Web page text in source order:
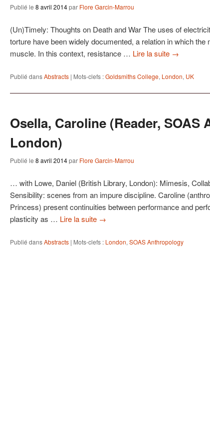
Publié le 8 avril 2014par Flore Garcin-Marrou
(Un)Timely: Thoughts on Death and War The uses of
torture have been widely documented, a relation in which
muscle. In this context, resistance … Lire la suite →
Publié dansAbstracts | Mots-clefs :Goldsmiths College, London, UK
Osella, Caroline (Reader, SOAS
London)
Publié le 8 avril 2014par Flore Garcin-Marrou
… with Lowe, Daniel (British Library, London): Mimesis,
Sensibility: scenes from an impure discipline. Caroline
Princess) present continuities between performance and
plasticity as … Lire la suite →
Publié dansAbstracts | Mots-clefs : London, SOAS Anthropology